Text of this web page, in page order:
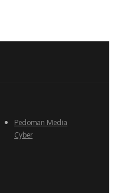
Pedoman Media
Cyber